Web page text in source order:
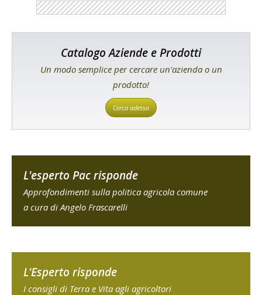
Catalogo Aziende e Prodotti
Un modo semplice per cercare un'azienda o un
prodotto!
Cerca adesso
L'esperto Pac risponde
Approfondimenti sulla politica agricola comune
a cura di Angelo Frascarelli
L'Esperto risponde
I consigli di Terra e Vita agli agricoltori